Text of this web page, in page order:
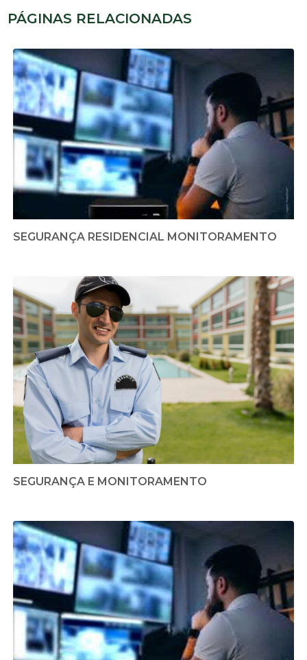
PÁGINAS RELACIONADAS
SEGURANÇA RESIDENCIAL MONITORAMENTO
SEGURANÇA E MONITORAMENTO